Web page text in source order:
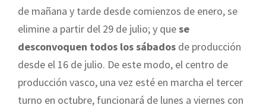
de mañana y tarde desde comienzos de enero, se
elimine a partir del 29 de julio; y quese
desconvoquen todos los sábados de producción
desde el 16 de julio. De este modo, el centro de
producción vasco, una vez esté en marcha el tercer
turno en octubre, funcionará de lunes a viernes con